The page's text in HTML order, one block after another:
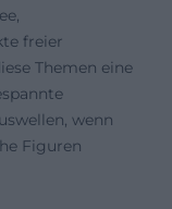
freier
Themen eine
wenn
Figuren